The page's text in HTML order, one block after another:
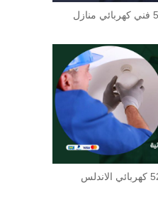
كهربائي القصور 52227340 فني كهربائي منازل
كهربائي الاندلس 52227340 كهربائي الاندلس